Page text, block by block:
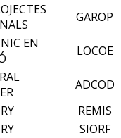
GAROP
EN
LOCOE
ADCOD
REMIS
SIORF